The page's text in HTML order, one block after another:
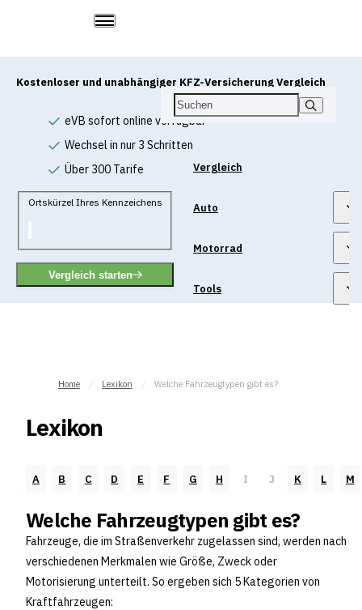
Vergleich
Auto
Motorrad
Tools
Kostenloser und unabhängiger KFZ-Versicherung Vergleich
eVB sofort online verfügbar
Wechsel in nur 3 Schritten
Über 300 Tarife
Ortskürzel Ihres Kennzeichens
Vergleich starten
Home Lexikon Welche Fahrzeugtypen gibt es?
Lexikon
A B C D E F G H I J K L M
Welche Fahrzeugtypen gibt es?
Fahrzeuge, die im Straßenverkehr zugelassen sind, werden nach
verschiedenen Merkmalen wie Größe, Zweck oder
Motorisierung unterteilt. So ergeben sich 5 Kategorien von
Kraftfahrzeugen: